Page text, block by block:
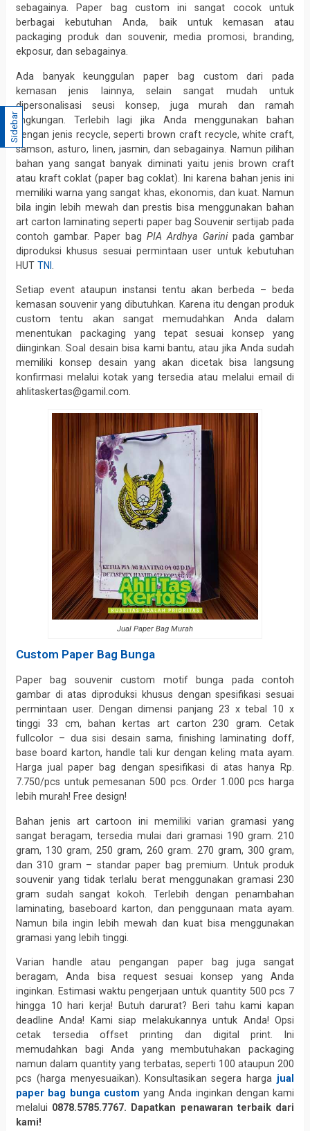
sebagainya. Paper bag custom ini sangat cocok untuk
berbagai kebutuhan Anda, baik untuk kemasan atau
packaging produk dan souvenir, media promosi, branding,
ekposur, dan sebagainya.
Ada banyak keunggulan paper bag custom dari pada
kemasan jenis lainnya, selain sangat mudah untuk
dipersonalisasi seusi konsep, juga murah dan ramah
lingkungan. Terlebih lagi jika Anda menggunakan bahan
dengan jenis recycle, seperti brown craft recycle, white craft,
samson, asturo, linen, jasmin, dan sebagainya. Namun pilihan
bahan yang sangat banyak diminati yaitu jenis brown craft
atau kraft coklat (paper bag coklat). Ini karena bahan jenis ini
memiliki warna yang sangat khas, ekonomis, dan kuat. Namun
bila ingin lebih mewah dan prestis bisa menggunakan bahan
art carton laminating seperti paper bag Souvenir sertijab pada
contoh gambar. Paper bag PIA Ardhya Garini pada gambar
diproduksi khusus sesuai permintaan user untuk kebutuhan
HUT TNI
Setiap event ataupun instansi tentu akan berbeda – beda
kemasan souvenir yang dibutuhkan. Karena itu dengan produk
custom tentu akan sangat memudahkan Anda dalam
menentukan packaging yang tepat sesuai konsep yang
diinginkan. Soal desain bisa kami bantu, atau jika Anda sudah
memiliki konsep desain yang akan dicetak bisa langsung
konfirmasi melalui kotak yang tersedia atau melalui email di
ahlitaskertas@gamil.com.
Jual Paper Bag Murah
Custom Paper Bag Bunga
Paper bag souvenir custom motif bunga pada contoh
gambar di atas diproduksi khusus dengan spesifikasi sesuai
permintaan user. Dengan dimensi panjang 23 x tebal 10 x
tinggi 33 cm, bahan kertas art carton 230 gram. Cetak
fullcolor – dua sisi desain sama, finishing laminating doff,
base board karton, handle tali kur dengan keling mata ayam.
Harga jual paper bag dengan spesifikasi di atas hanya Rp.
7.750/pcs untuk pemesanan 500 pcs. Order 1.000 pcs harga
lebih murah! Free design!
Bahan jenis art cartoon ini memiliki varian gramasi yang
sangat beragam, tersedia mulai dari gramasi 190 gram. 210
gram, 130 gram, 250 gram, 260 gram. 270 gram, 300 gram,
dan 310 gram – standar paper bag premium. Untuk produk
souvenir yang tidak terlalu berat menggunakan gramasi 230
gram sudah sangat kokoh. Terlebih dengan penambahan
laminating, baseboard karton, dan penggunaan mata ayam.
Namun bila ingin lebih mewah dan kuat bisa menggunakan
gramasi yang lebih tinggi.
Varian handle atau pengangan paper bag juga sangat
beragam, Anda bisa request sesuai konsep yang Anda
inginkan. Estimasi waktu pengerjaan untuk quantity 500 pcs 7
hingga 10 hari kerja! Butuh darurat? Beri tahu kami kapan
deadline Anda! Kami siap melakukannya untuk Anda! Opsi
cetak tersedia offset printing dan digital print. Ini
memudahkan bagi Anda yang membutuhakan packaging
namun dalam quantity yang terbatas, seperti 100 ataupun 200
pcs (harga menyesuaikan). Konsultasikan segera harga jual
paper bag bunga custom yang Anda inginkan dengan kami
melalui 0878.5785.7767. Dapatkan penawaran terbaik dari
kami!
Sidebar